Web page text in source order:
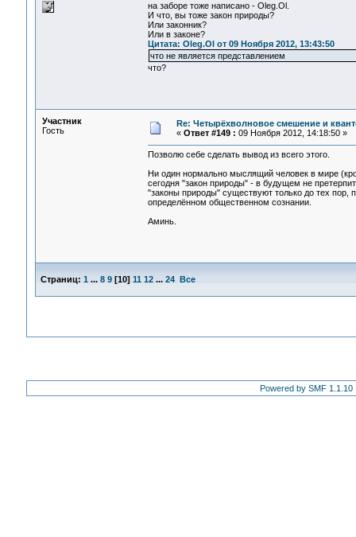
на заборе тоже написано - Oleg.Ol.
И что, вы тоже закон природы?
Или законник?
Или в законе?
Цитата: Oleg.Ol от 09 Ноября 2012, 13:43:50
что не является представлением
что?
Участник
Гость
Re: Четырёхволновое смешение и
« Ответ #149 : 09 Ноября 2012, 14:18:50 »
Позволю себе сделать вывод из всего этого.
Ни один нормально мыслящий человек в мире
сегодня "закон природы" - в будущем не
"законы природы" существуют только до тех пор,
определённом общественном сознании.
Аминь.
Страниц: 1 ... 8 9[10] 11 12 ... 24 Все
Powered by SMF 1.1.10